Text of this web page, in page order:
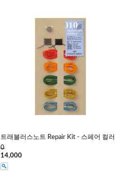
트래블러스노트 Repair Kit - 스페어 컬러
0
14,000